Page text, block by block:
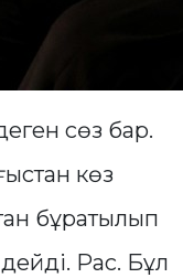
сөз бар.
көз
бұратылып
Рас. Бұл